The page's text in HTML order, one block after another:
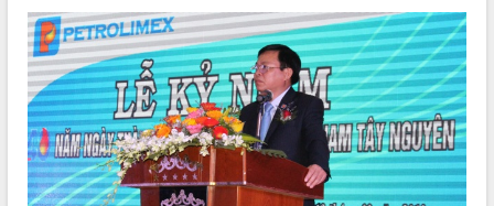
UBND tỉnh Đắk Lắk triển khai nhiệm
vụ 6 tháng cuối năm 2026
Kỳ họp thứ Hai, Hội đồng nhân dân
tỉnh khóa XI quyết nghị nhiều nội dung
quan trọng
Bí thư Tỉnh ủy Lương Nguyễn Minh
Triết thăm, tặng quà người có công với
cách mạng
LIÊN KẾT WEB